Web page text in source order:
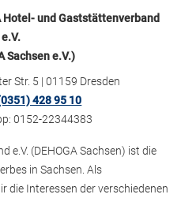
Hotel- und Gaststättenverband
Sachsen e.V.)
Str. 5 | 01159 Dresden
428 95 10
0152-22344383
e.V. (DEHOGA Sachsen) ist die
in Sachsen. Als
die Interessen der verschiedenen